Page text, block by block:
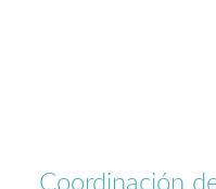
Coordinación